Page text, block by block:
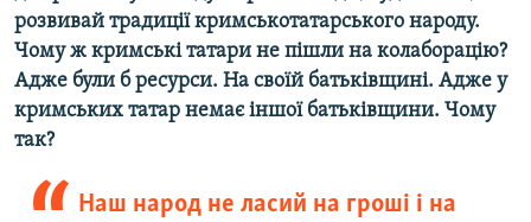
розвивай традиції кримськотатарського народу.
Чому ж кримські татари не пішли на колаборацію?
Адже були б ресурси. На своїй батьківщині. Адже у
кримських татар немає іншої батьківщини. Чому
так?
Наш народ не ласий на гроші і на